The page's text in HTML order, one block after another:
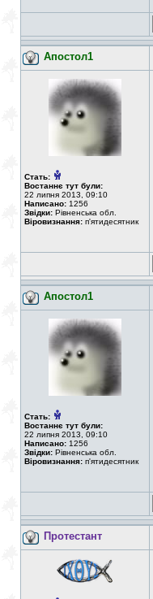
Апостол1
Стать:
Востаннє тут були:
22 липня 2013, 09:10
Написано: 1256
Звідки: Рівненська обл.
Віровизнання: п'ятидесятник
Апостол1
Стать:
Востаннє тут були:
22 липня 2013, 09:10
Написано: 1256
Звідки: Рівненська обл.
Віровизнання: п'ятидесятник
Протестант